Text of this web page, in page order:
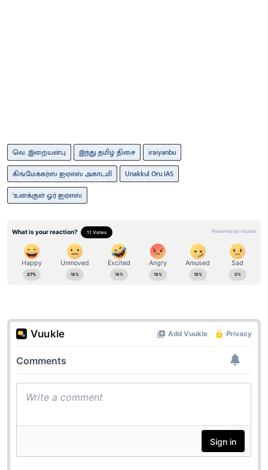
வெ. இறையன்பு இந்து தமிழ் திசை
iraiyanbu
கிங்மேக்கர்ஸ் ஐஏஎஸ் அகாடமி
Unakkul Oru IAS
‘உனக்குள் ஓர் ஐஏஎஸ்